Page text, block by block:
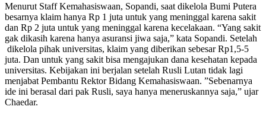
Menurut Staff Kemahasiswaan, Sopandi, saat dikelola Bumi Putera
besarnya klaim hanya Rp 1 juta untuk yang meninggal karena sakit
dan Rp 2 juta untuk yang meninggal karena kecelakaan. “Yang sakit
gak dikasih karena hanya asuransi jiwa saja,” kata Sopandi. Setelah
dikelola pihak universitas, klaim yang diberikan sebesar Rp1,5-5
juta. Dan untuk yang sakit bisa mengajukan dana kesehatan kepada
universitas. Kebijakan ini berjalan setelah Rusli Lutan tidak lagi
menjabat Pembantu Rektor Bidang Kemahasiswaan. ”Sebenarnya
ide ini berasal dari pak Rusli, saya hanya meneruskannya saja,” ujar
Chaedar.